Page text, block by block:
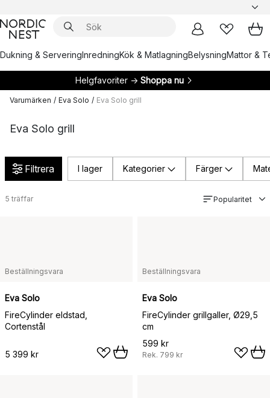
Dukning & ServeringInredningKök & MatlagningBelysningMattor &
Helgfavoriter → Shoppa nu
Varumärken / Eva Solo / Eva Solo grill
Eva Solo grill
Filtrera I lager Kategorier Färger
5 träffar Popularitet
Beställningsvara
Eva Solo
FireCylinder eldstad,
Cortenstål
5 399 kr
Beställningsvara
Eva Solo
FireCylinder grillgaller, Ø29,5
cm
599 kr
Rek. 799 kr